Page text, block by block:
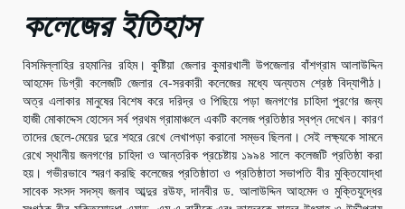
কলেজের ইতিহাস
বিসমিল্লাহির রহমানির রহিম। কুষ্টিয়া জেলার কুমারখালী উপজেলার বাঁশগ্রাম আলাউদ্দিন
আহমেদ ডিগ্রী কলেজটি জেলার বে-সরকারী কলেজের মধ্যে অন্যতম শ্রেষ্ঠ বিদ্যাপীঠ।
অত্র এলাকার মানুষের বিশেষ করে দরিদ্র ও পিছিয়ে পড়া জনগণের চাহিদা পুরণের জন্য
হাজী মোকাদ্দেস হোসেন সর্ব প্রথম গ্রামাঞ্চলে একটি কলেজ প্রতিষ্ঠার স্বপ্ন দেখেন। কারণ
তাদের ছেলে-মেয়ের দুরে শহরে রেখে লেখাপড়া করানো সম্ভব ছিলনা। সেই লক্ষ্যকে সামনে
রেখে স্থানীয় জনগণের চাহিদা ও আন্তরিক প্রচেষ্টায় ১৯৯৪ সালে কলেজটি প্রতিষ্ঠা করা
হয়। গভীরভাবে স্মরণ করছি কলেজের প্রতিষ্ঠাতা ও প্রতিষ্ঠাতা সভাপতি বীর মুক্তিযোদ্ধা
সাবেক সংসদ সদস্য জনাব আব্দুর রউফ, দানবীর ড. আলাউদ্দিন আহমেদ ও মুক্তিযুদ্ধের